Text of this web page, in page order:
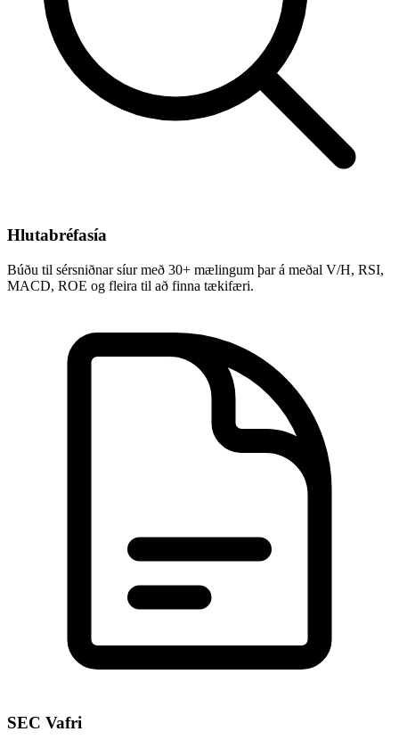
Hlutabréfasía
Búðu til sérsniðnar síur með 30+ mælingum þar á meðal V/H, RSI,
MACD, ROE og fleira til að finna tækifæri.
SEC Vafri